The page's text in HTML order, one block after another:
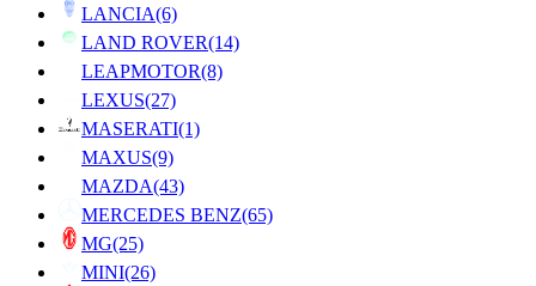
LANCIA(6)
LAND ROVER(14)
LEAPMOTOR(8)
LEXUS(27)
MASERATI(1)
MAXUS(9)
MAZDA(43)
MERCEDES BENZ(65)
MG(25)
MINI(26)